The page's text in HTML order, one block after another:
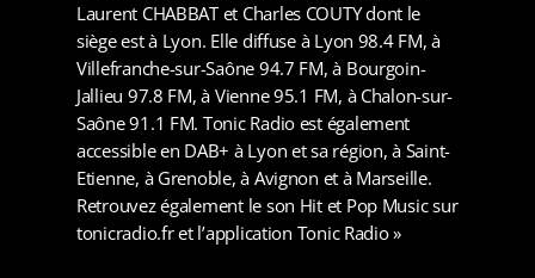
Laurent CHABBAT et Charles COUTY dont le
siège est à Lyon. Elle diffuse à Lyon 98.4 FM, à
Villefranche-sur-Saône 94.7 FM, à Bourgoin-
Jallieu 97.8 FM, à Vienne 95.1 FM, à Chalon-sur-
Saône 91.1 FM. Tonic Radio est également
accessible en DAB+ à Lyon et sa région, à Saint-
Etienne, à Grenoble, à Avignon et à Marseille.
Retrouvez également le son Hit et Pop Music sur
tonicradio.fr et l’application Tonic Radio »